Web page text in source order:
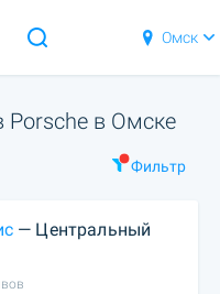
Омск
Porsche в Омске
Фильтр
— Центральный